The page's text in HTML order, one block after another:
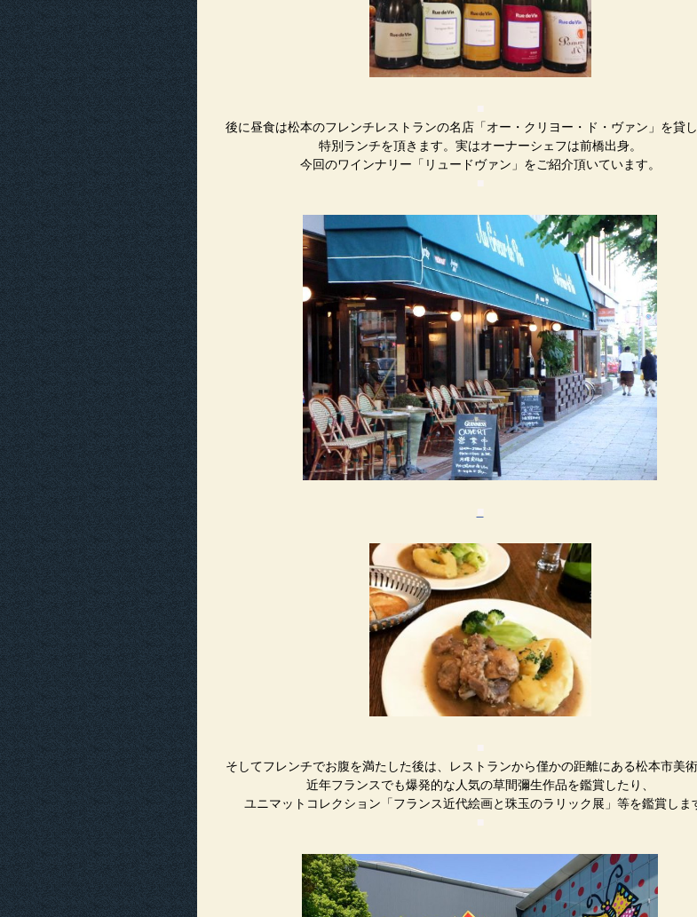
後に昼食は松本のフレンチレストランの名店「オー・クリヨー・ド・ヴァン」を貸
特別ランチを頂きます。実はオーナーシェフは前橋出身。
今回のワインナリー「リュードヴァン」をご紹介頂いています。
そしてフレンチでお腹を満たした後は、レストランから僅かの距離にある松本市美術
近年フランスでも爆発的な人気の草間彌生作品を鑑賞したり、
ユニマットコレクション「フランス近代絵画と珠玉のラリック展」等を鑑賞しま